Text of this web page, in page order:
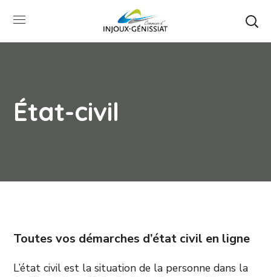
État-civil
Toutes vos démarches d’état civil en ligne
L’état civil est la situation de la personne dans la